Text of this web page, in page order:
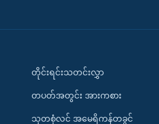
တိုင်းရင်းသတင်းလွှာ
တပတ်အတွင်း အားကစား
သုတစုံလင် အမေရိကန်တခွင်